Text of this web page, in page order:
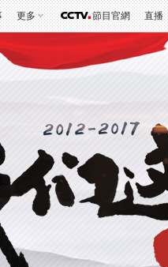
更多 節目官網 直播